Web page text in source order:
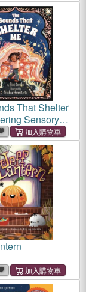
That Shelter
Sensory